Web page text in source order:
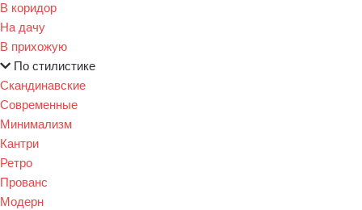
В коридор
На дачу
В прихожую
По стилистике
Скандинавские
Современные
Минимализм
Кантри
Ретро
Прованс
Модерн